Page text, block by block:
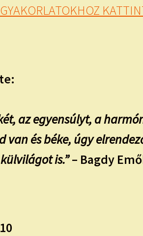
az egyensúlyt, a
van és béke, úgy
is.”– Bagdy